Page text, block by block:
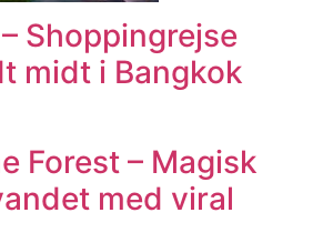
Shoppingrejse
midt i Bangkok
Forest – Magisk
med viral